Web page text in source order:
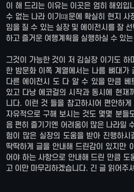
이 해 드리는 이유는 이곳은 엄히 해외입
수 없는 나라 이기떄문에 확실히 현지 사
임을 질 수 있는 실장 및 에이전시를 잘
하고 즐거운 여행계획을 실행하실 수 있
그것이 가능한 것이 저 김실장 이기도 하
한 밤문화 이쪽 계열에서는 나름 뼈대가
다른 에이전시 도 다 알 수 있을 만큼 베
있고 다낭 에코걸의 시작과 동시에 현재
니다. 이런 것 들을 참고하시어 편안하
자유적으로 구해 보시는 것도 몇몇 분들
음 편히 즐기기엔 어려움이 많은 나라일
험이 많은 실장의 도움을 받아 진행하시
딱딱하게 글을 안내해 드린감이 있지만
어야 하는 사항으로 안내해 드린 만큼 도
고 이만 마무리하겠습니다. 긴 글 읽어주